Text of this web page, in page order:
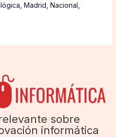
Madrid Nacional
sobre
informática